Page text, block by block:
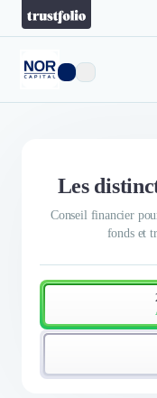
Les
Conseil financier
fonds et